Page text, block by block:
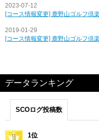
2023-07-12
[コース情報変更] 鹿野山ゴルフ倶
2019-01-29
[コース情報変更] 鹿野山ゴルフ倶
データランキング
SCOログ投稿数
1位